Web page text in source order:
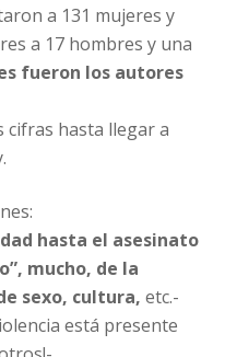
a 131 mujeres y
a 17 hombres y una
fueron los autores
cifras hasta llegar a
hasta el asesinato
mucho, de la
sexo, cultura,etc.-
está presente